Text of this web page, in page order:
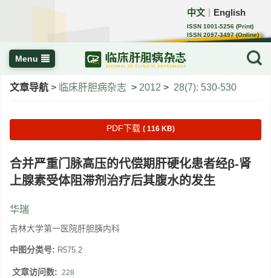
中文 English
ISSN 1001-5256 (Print)
ISSN 2097-3497 (Online)
CN 22-1108/R
Menu
文章导航 > 临床肝胆病杂志 > 2012 > 28(7): 530-530
PDF下载 ( 116 KB)
合并严重门脉高压的代偿期肝硬化患者经β-肾
上腺素受体阻滞剂治疗后其腹水的发生
华瑞
吉林大学第一医院肝胆胰内科
中图分类号: R575.2
文章访问数: 228